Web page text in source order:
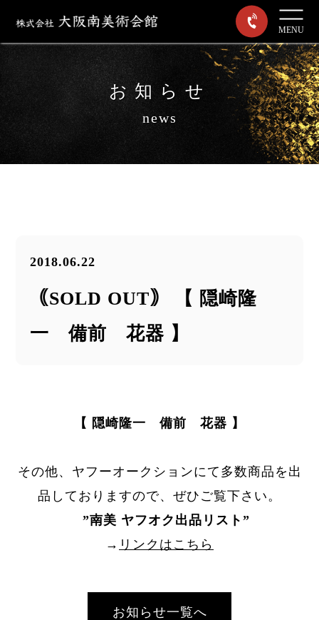
MENU
お知らせ
news
2018.06.22
｟SOLD OUT｠ 【 隠崎隆
一 備前 花器 】
【 隠崎隆一 備前 花器 】
その他、ヤフーオークションにて多数商品を出
品しておりますので、ぜひご覧下さい。
”南美 ヤフオク出品リスト ”
→ リンクはこちら
お知らせ一覧へ